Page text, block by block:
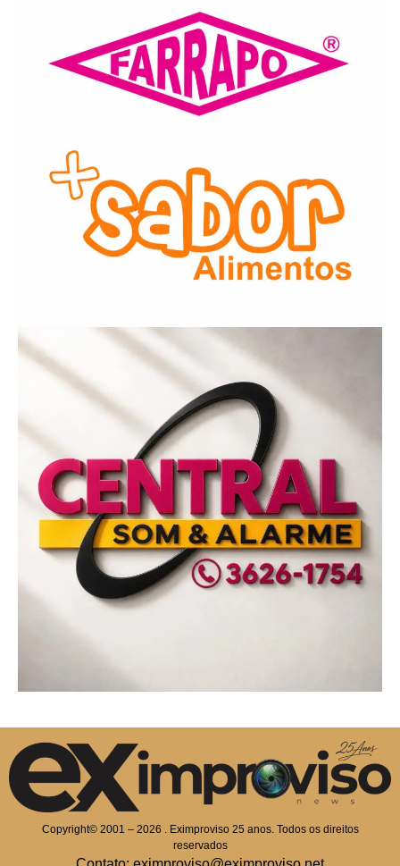
Copyright© 2001 – 2026 . Eximproviso 25 anos. Todos os direitos
reservados